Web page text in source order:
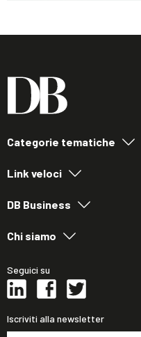
Categorie tematiche
Link veloci
DB Business
Chi siamo
Seguici su
Iscriviti alla newsletter